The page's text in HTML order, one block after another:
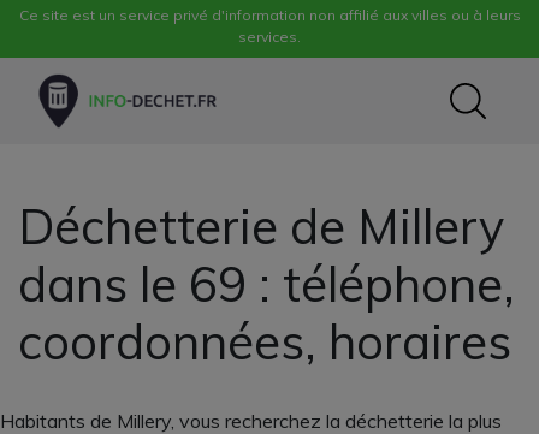
Ce site est un service privé d'information non affilié aux villes ou à leurs
services.
Déchetterie de Millery
dans le 69 : téléphone,
coordonnées, horaires
Habitants de Millery, vous recherchez la déchetterie la plus